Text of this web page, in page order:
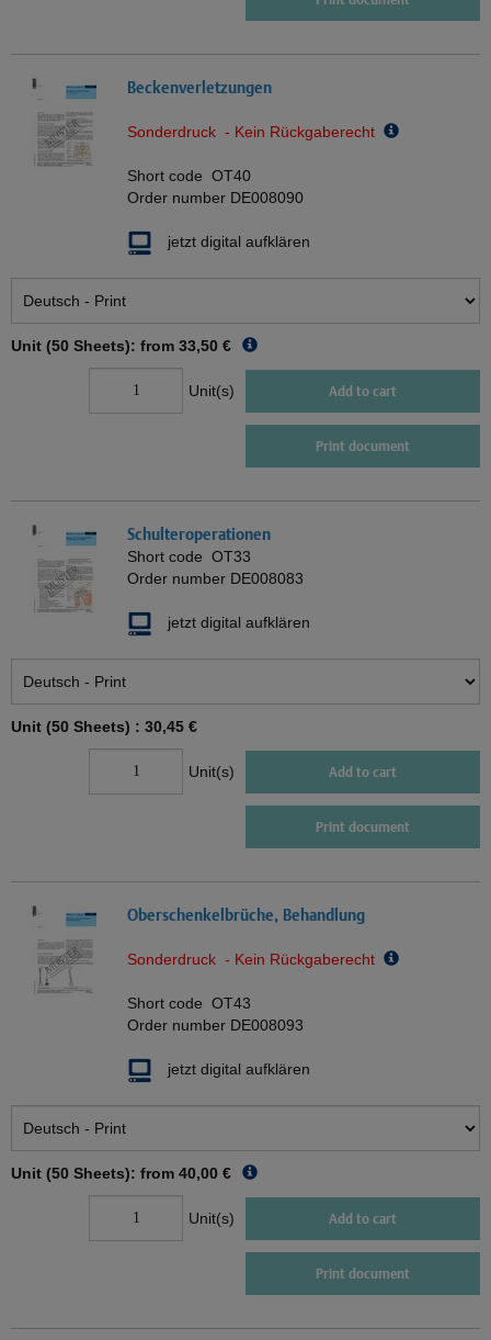
Beckenverletzungen
Sonderdruck - Kein Rückgaberecht
Short code OT40
Order number DE008090
jetzt digital aufklären
Unit (50 Sheets): from 33,50 €
Unit(s) Add to cart
Print document
Schulteroperationen
Short code OT33
Order number DE008083
jetzt digital aufklären
Unit (50 Sheets) : 30,45 €
Unit(s) Add to cart
Print document
Oberschenkelbrüche, Behandlung
Sonderdruck - Kein Rückgaberecht
Short code OT43
Order number DE008093
jetzt digital aufklären
Unit (50 Sheets): from 40,00 €
Unit(s) Add to cart
Print document